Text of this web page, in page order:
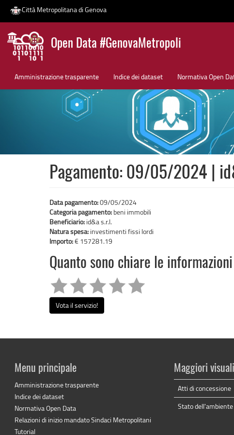
Salta
contenuto
Città Metropolitana di Genova
Open Data #GenovaMetropoli
Amministrazione trasparente Indice dei dataset Normativa Open
News
Pagamento: 09/05/2024 |
Data pagamento:09/05/2024
Categoria pagamento: beni immobili
Beneficiario: id&a s.r.l.
Natura spesa: investimenti fissi lordi
Importo:€ 157281.19
Quanto sono chiare le
Vota il servizio!
Menu principale
Amministrazione trasparente
Indice dei dataset
Normativa Open Data
Relazioni di inizio mandato Sindaci Metropolitani
Tutorial
Maggiori
Atti di concessione
Stato dell'ambiente